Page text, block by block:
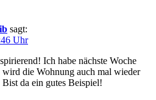
sagt:
Uhr
Ich habe nächste Woche
die Wohnung auch mal wieder
da ein gutes Beispiel!